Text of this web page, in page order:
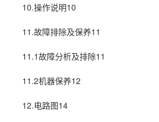
10.操作说明10
11.故障排除及保养11
11.1故障分析及排除11
11.2机器保养12
12.电路图14